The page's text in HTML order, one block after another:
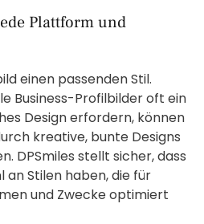
Plattform und
einen passenden Stil.
Business-Profilbilder oft ein
Design erfordern, können
kreative, bunte Designs
DPSmiles stellt sicher, dass
an Stilen haben, die für
und Zwecke optimiert